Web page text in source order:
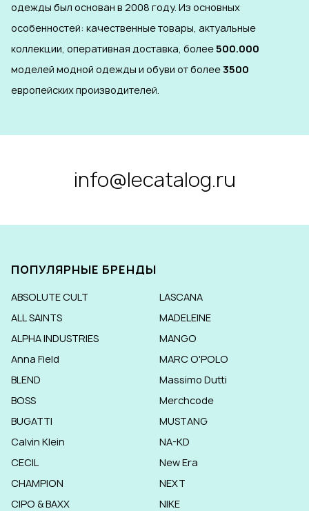
одежды был основан в 2008 году. Из основных
особенностей: качественные товары, актуальные
коллекции, оперативная доставка, более500.000
моделей модной одежды и обуви от более3500
европейских производителей.
info@lecatalog.ru
ПОПУЛЯРНЫЕ БРЕНДЫ
ABSOLUTE CULT
ALL SAINTS
ALPHA INDUSTRIES
Anna Field
BLEND
BOSS
BUGATTI
Calvin Klein
CECIL
CHAMPION
CIPO & BAXX
LASCANA
MADELEINE
MANGO
MARC O'POLO
Massimo Dutti
Merchcode
MUSTANG
NA-KD
New Era
NEXT
NIKE